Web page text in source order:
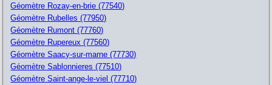
Géomètre Rozay-en-brie (77540)
Géomètre Rubelles (77950)
Géomètre Rumont (77760)
Géomètre Rupereux (77560)
Géomètre Saacy-sur-marne (77730)
Géomètre Sablonnieres (77510)
Géomètre Saint-ange-le-viel (77710)